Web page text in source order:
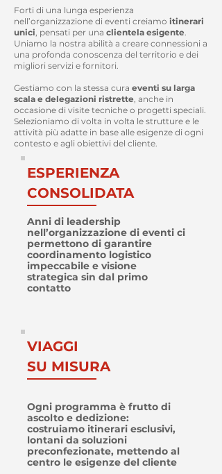
Forti di una lunga esperienza
nell’organizzazione di eventi creiamo itinerari
unici, pensati per una clientela esigente.
Uniamo la nostra abilità a creare connessioni a
una profonda conoscenza del territorio e dei
migliori servizi e fornitori.
Gestiamo con la stessa cura eventi su larga
scala e delegazioni ristrette, anche in
occasione di visite tecniche o progetti speciali.
Selezioniamo di volta in volta le strutture e le
attività più adatte in base alle esigenze di ogni
contesto e agli obiettivi del cliente.
ESPERIENZA
CONSOLIDATA
Anni di leadership
nell’organizzazione di eventi ci
permettono di garantire
coordinamento logistico
impeccabile e visione
strategica sin dal primo
contatto
VIAGGI
SU MISURA
Ogni programma è frutto di
ascolto e dedizione:
costruiamo itinerari esclusivi,
lontani da soluzioni
preconfezionate, mettendo al
centro le esigenze del cliente